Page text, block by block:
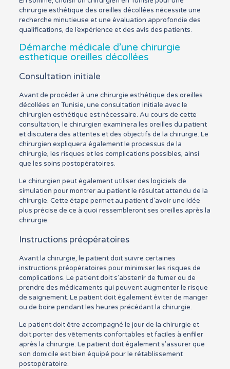
chirurgie esthétique des oreilles décollées nécessite une
recherche minutieuse et une évaluation approfondie des
qualifications, de l’expérience et des avis des patients.
Démarche médicale d’une chirurgie
esthetique oreilles décollées
Consultation initiale
Avant de procéder à une chirurgie esthétique des oreilles
décollées en Tunisie, une consultation initiale avec le
chirurgien esthétique est nécessaire. Au cours de cette
consultation, le chirurgien examinera les oreilles du patient
et discutera des attentes et des objectifs de la chirurgie. Le
chirurgien expliquera également le processus de la
chirurgie, les risques et les complications possibles, ainsi
que les soins postopératoires.
Le chirurgien peut également utiliser des logiciels de
simulation pour montrer au patient le résultat attendu de la
chirurgie. Cette étape permet au patient d’avoir une idée
plus précise de ce à quoi ressembleront ses oreilles après la
chirurgie.
Instructions préopératoires
Avant la chirurgie, le patient doit suivre certaines
instructions préopératoires pour minimiser les risques de
complications. Le patient doit s’abstenir de fumer ou de
prendre des médicaments qui peuvent augmenter le risque
de saignement. Le patient doit également éviter de manger
ou de boire pendant les heures précédant la chirurgie.
Le patient doit être accompagné le jour de la chirurgie et
doit porter des vêtements confortables et faciles à enfiler
après la chirurgie. Le patient doit également s’assurer que
son domicile est bien équipé pour le rétablissement
postopératoire.